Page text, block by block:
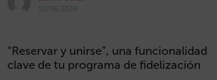
10/06/2024
“Reservar y unirse”, una funcionalidad
clave de tu programa de fidelización